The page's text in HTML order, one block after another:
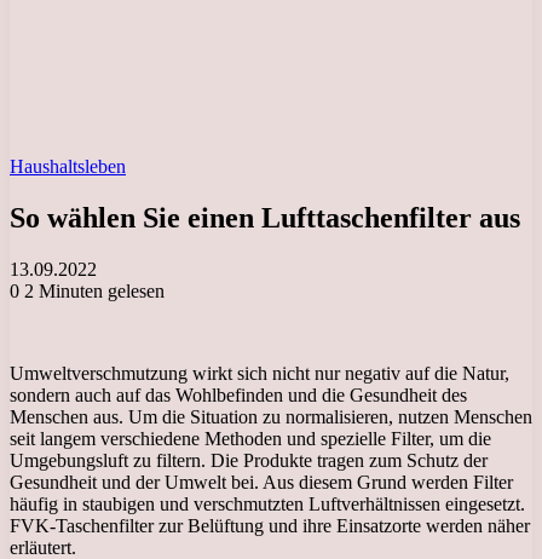
Haushaltsleben
So wählen Sie einen Lufttaschenfilter aus
13.09.2022
0 2 Minuten gelesen
Umweltverschmutzung wirkt sich nicht nur negativ auf die Natur,
sondern auch auf das Wohlbefinden und die Gesundheit des
Menschen aus. Um die Situation zu normalisieren, nutzen Menschen
seit langem verschiedene Methoden und spezielle Filter, um die
Umgebungsluft zu filtern. Die Produkte tragen zum Schutz der
Gesundheit und der Umwelt bei. Aus diesem Grund werden Filter
häufig in staubigen und verschmutzten Luftverhältnissen eingesetzt.
FVK-Taschenfilter zur Belüftung und ihre Einsatzorte werden näher
erläutert.